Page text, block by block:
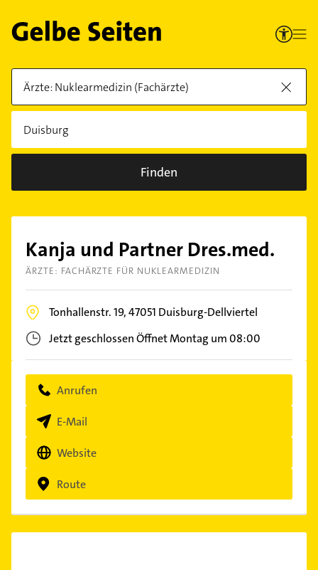
Finden
Kanja und Partner Dres.med.
ÄRZTE: FACHÄRZTE FÜR NUKLEARMEDIZIN
Tonhallenstr. 19,47051 Duisburg-Dellviertel
Jetzt geschlossenÖffnet Montag um 08:00
Anrufen
E-Mail
Website
Route